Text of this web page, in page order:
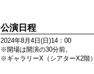
公演日程
2024年8月4日(日)14：00
※開場は開演の30分前。
※ギャラリーΧ（シアターΧ2階